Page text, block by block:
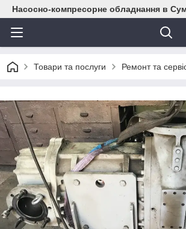
Насосно-компресорне обладнання в
Товари та послуги Ремонт та